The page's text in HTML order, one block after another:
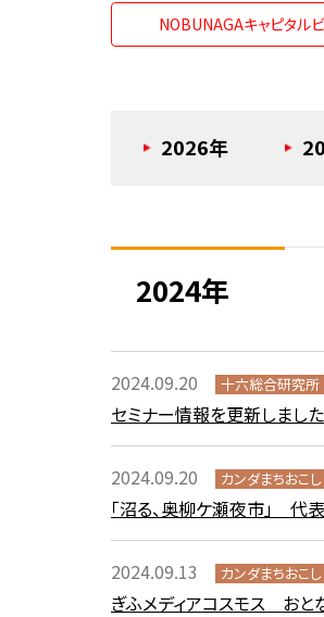
NOBUNAGAキャピタル
2026年
2024年
2024.09.20 十六総合研究所
セミナー情報を更新しました
2024.09.20 カンダまちおこし
「沼る、奥柳ケ瀬夜市」 代
2024.09.13 カンダまちおこし
ぎふメディアコスモス お